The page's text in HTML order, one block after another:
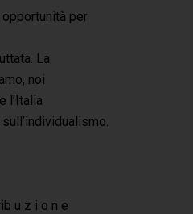
opportunità per
La
noi
l’Italia
u z i o n e